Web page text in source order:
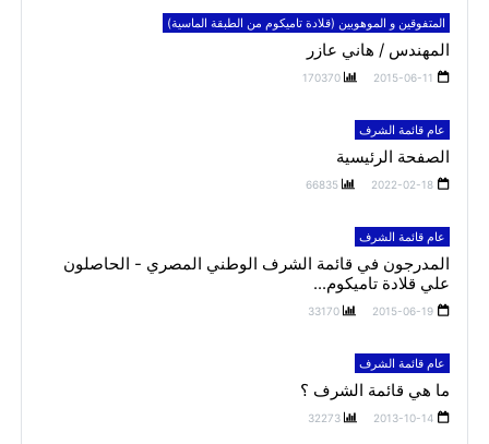
المتفوقين و الموهوبين (قلادة تاميكوم من الطبقة الماسية)
المهندس / هاني عازر
2015-06-11
170370
عام قائمة الشرف
الصفحة الرئيسية
2022-02-18
66835
عام قائمة الشرف
المدرجون في قائمة الشرف الوطني المصري - الحاصلون
علي قلادة تاميكوم...
2015-06-19
33170
عام قائمة الشرف
ما هي قائمة الشرف ؟
2013-10-14
32273